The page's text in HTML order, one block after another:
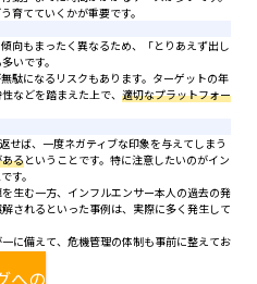
育てていくかが重要です。
向もまったく異なるため、「とりあえず出し
いです。
駄になるリスクもあります。ターゲットの年
などを踏まえた上で、 適切なプラットフォー
せば、一度ネガティブな印象を与えてしまう
るということです。特に注意したいのがイン
す。
生む一方、インフルエンサー本人の過去の発
されるといった事例は、実際に多く発生して
に備えて、危機管理の体制も事前に整えてお